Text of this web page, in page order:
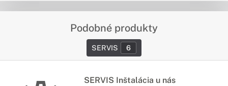
Podobné produkty
SERVIS 6
SERVIS Inštalácia u nás